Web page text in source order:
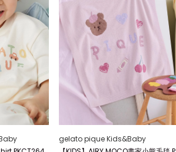
gelato pique Kids&Baby